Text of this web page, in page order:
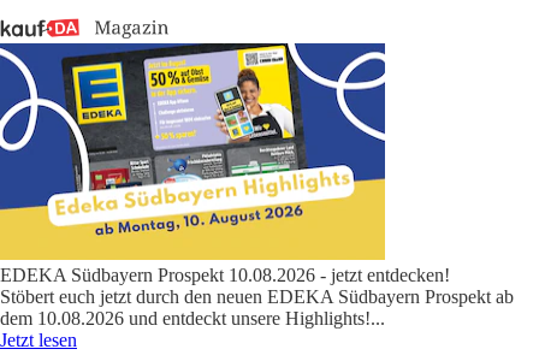
EDEKA Südbayern Prospekt 10.08.2026 - jetzt entdecken!
Stöbert euch jetzt durch den neuen EDEKA Südbayern Prospekt ab
dem 10.08.2026 und entdeckt unsere Highlights!...
Jetzt lesen